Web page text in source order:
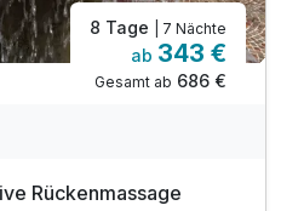
8 Tage | 7 Nächte
ab 343 €
Gesamt ab 686 €
Rückenmassage